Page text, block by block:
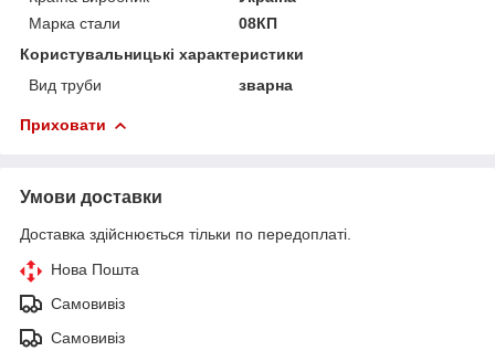
Марка стали
08КП
Користувальницькі характеристики
Вид труби
зварна
Приховати
Умови доставки
Доставка здійснюється тільки по передоплаті.
Нова Пошта
Самовивіз
Самовивіз